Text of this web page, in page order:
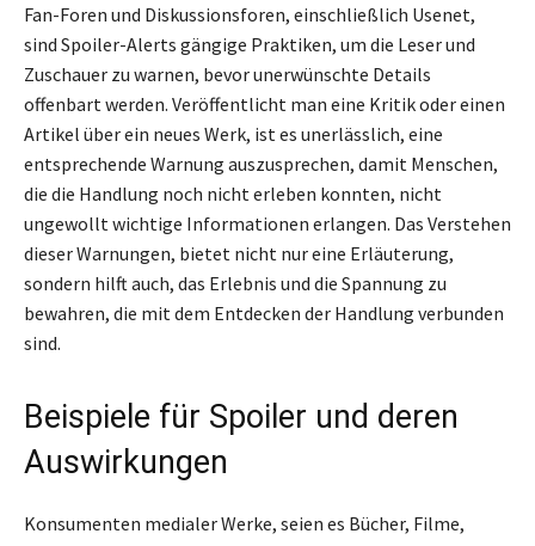
Fan-Foren und Diskussionsforen, einschließlich Usenet,
sind Spoiler-Alerts gängige Praktiken, um die Leser und
Zuschauer zu warnen, bevor unerwünschte Details
offenbart werden. Veröffentlicht man eine Kritik oder einen
Artikel über ein neues Werk, ist es unerlässlich, eine
entsprechende Warnung auszusprechen, damit Menschen,
die die Handlung noch nicht erleben konnten, nicht
ungewollt wichtige Informationen erlangen. Das Verstehen
dieser Warnungen, bietet nicht nur eine Erläuterung,
sondern hilft auch, das Erlebnis und die Spannung zu
bewahren, die mit dem Entdecken der Handlung verbunden
sind.
Beispiele für Spoiler und deren
Auswirkungen
Konsumenten medialer Werke, seien es Bücher, Filme,